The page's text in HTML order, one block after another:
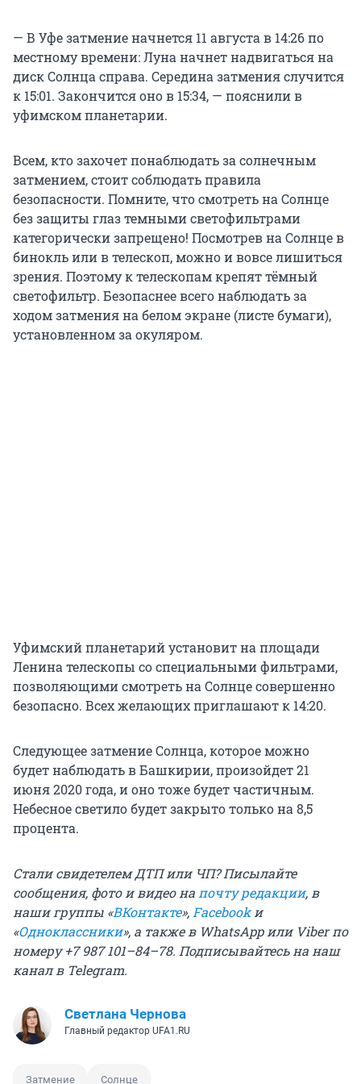
— В Уфе затмение начнется 11 августа в 14:26 по
местному времени: Луна начнет надвигаться на
диск Солнца справа. Середина затмения случится
к 15:01. Закончится оно в 15:34, — пояснили в
уфимском планетарии.
Всем, кто захочет понаблюдать за солнечным
затмением, стоит соблюдать правила
безопасности. Помните, что смотреть на Солнце
без защиты глаз темными светофильтрами
категорически запрещено! Посмотрев на Солнце в
бинокль или в телескоп, можно и вовсе лишиться
зрения. Поэтому к телескопам крепят тёмный
светофильтр. Безопаснее всего наблюдать за
ходом затмения на белом экране (листе бумаги),
установленном за окуляром.
Уфимский планетарий установит на площади
Ленина телескопы со специальными фильтрами,
позволяющими смотреть на Солнце совершенно
безопасно. Всех желающих приглашают к 14:20.
Следующее затмение Солнца, которое можно
будет наблюдать в Башкирии, произойдет 21
июня 2020 года, и оно тоже будет частичным.
Небесное светило будет закрыто только на 8,5
процента.
Стали свидетелем ДТП или ЧП? Писылайте
сообщения, фото и видео напочту редакции, в
наши группы «ВКонтакте»,Facebookи
«Одноклассники», а также в WhatsApp или Viber по
номеру +7 987 101–84–78. Подписывайтесь на наш
канал в Telegram.
Светлана Чернова
Главный редактор UFA1.RU
Затмение Солнце